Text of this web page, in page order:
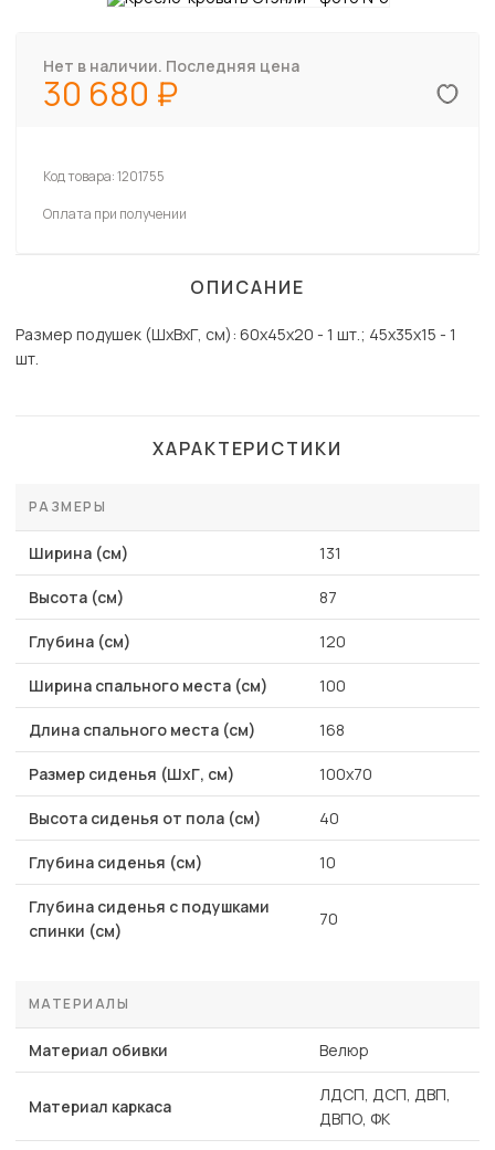
Нет в наличии. Последняя цена
30 680
Код товара:1201755
Оплата при получении
ОПИСАНИЕ
Размер подушек (ШхВхГ, см): 60х45х20 - 1 шт.; 45х35х15 - 1
шт.
ХАРАКТЕРИСТИКИ
РАЗМЕРЫ
Ширина (см) 131
Высота (см) 87
Глубина (см) 120
Ширина спального места (см) 100
Длина спального места (см) 168
Размер сиденья (ШхГ, см) 100х70
Высота сиденья от пола (см) 40
Глубина сиденья (см) 10
Глубина сиденья с подушками
спинки (см)
70
МАТЕРИАЛЫ
Материал обивки Велюр
Материал каркаса
ЛДСП, ДСП, ДВП,
ДВПО, ФК